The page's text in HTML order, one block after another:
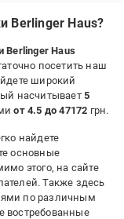
Berlinger Haus?
Haus
посетить наш
широкий
насчитывает5
от 4.5 до 47172 грн.
найдете
основные
этого, на сайте
Также здесь
по различным
востребованные